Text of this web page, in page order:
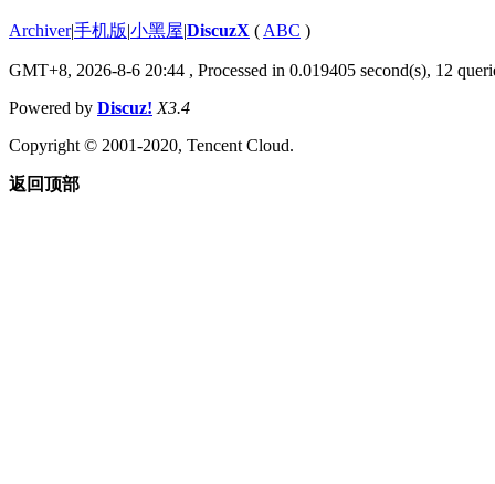
Archiver|手机版|小黑屋|DiscuzX ( ABC )
GMT+8, 2026-8-6 20:44 , Processed in 0.019405 second(s), 12
Powered by Discuz! X3.4
Copyright © 2001-2020, Tencent Cloud.
返回顶部